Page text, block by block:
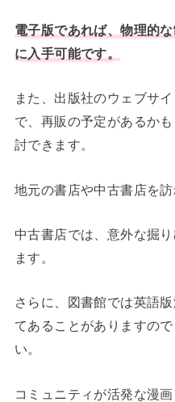
電子版であれば、物理的
に入手可能です。
また、出版社のウェブサ
で、再販の予定があるか
討できます。
地元の書店や中古書店を
中古書店では、意外な掘
ます。
さらに、図書館では英語
てあることがありますの
い。
コミュニティが活発な漫